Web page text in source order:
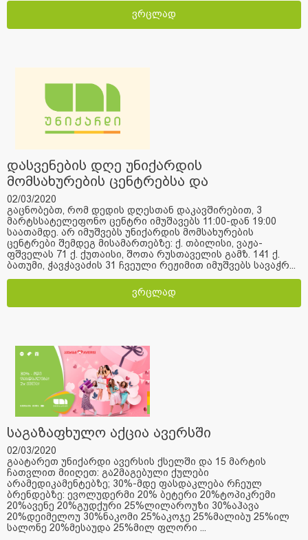
ვრცლად
დასვენების დღე უნიქარდის
მომსახურების ცენტრებსა და
სატელეფონო ცენტრში
02/03/2020
გაცნობებთ, რომ დედის დღესთან დაკავშირებით, 3
მარტსსატელეფონო ცენტრი იმუშავებს 11:00-დან 19:00
საათამდე. არ იმუშვებს უნიქარდის მომსახურების
ცენტრები შემდეგ მისამართებზე: ქ. თბილისი, ვაჟა-
ფშველას 71 ქ. ქუთაისი, შოთა რუსთაველის გამზ. 141 ქ.
ბათუმი, ჭავჭავაძის 31 ჩვეული რეჟიმით იმუშვებს სავაჭრ...
ვრცლად
საგაზაფხულო აქცია ავერსში
02/03/2020
გაატარეთ უნიქარდი ავერსის ქსელში და 15 მარტის
ჩათვლით მიიღეთ: გა2მაგებული ქულები
არამედიკამენტებზე; 30%-მდე ფასდაკლება რჩეულ
ბრენდებზე: ევოლუდერმი 20% ბეტერი 20%ტოპიკრემი
20%ავენე 20%გუდქური 25%ლილაროუზი 30%აჰავა
20%დეიმელოუ 30%ნაკომი 25%აკოჯე 25%მალიბუ 25%ილ
სალონე 20%მესაუდა 25%მილ ფლორი ...